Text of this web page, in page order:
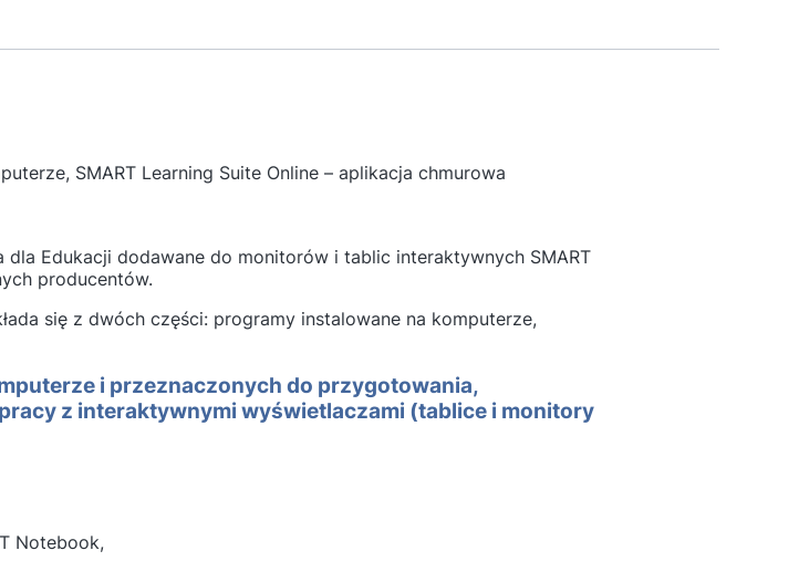
SMART Learning Suite Online – aplikacja chmurowa
dla Edukacji dodawane do monitorów i tablic interaktywnych SMART
producentów.
się z dwóch części: programy instalowane na komputerze,
i przeznaczonych do przygotowania,
z interaktywnymi wyświetlaczami (tablice i monitory
Notebook,